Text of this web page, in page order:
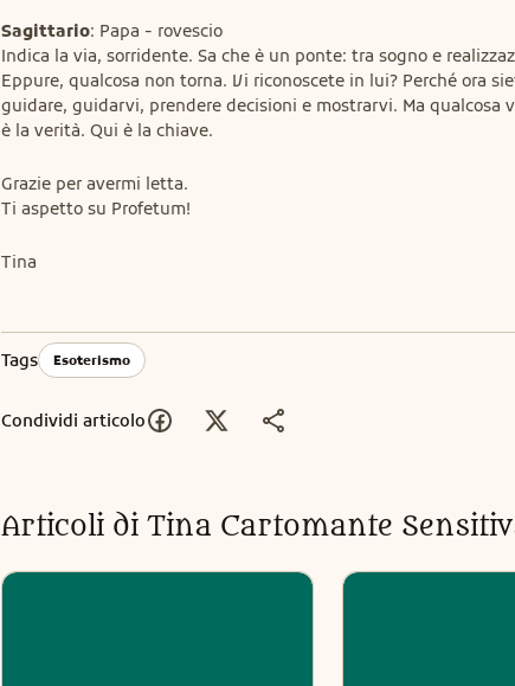
Sagittario: Papa - rovescio
Indica la via, sorridente. Sa che è un ponte: tra sogno e
Eppure, qualcosa non torna. Vi riconoscete in lui? Perché ora
guidare, guidarvi, prendere decisioni e mostrarvi. Ma qualcosa
è la verità. Qui è la chiave.
Grazie per avermi letta.
Ti aspetto su Profetum!
Tina
Tags Esoterismo
Condividi articolo
Articoli di Tina Cartomante